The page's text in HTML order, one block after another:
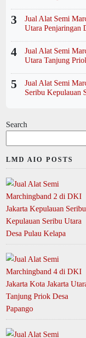
3
Jual Alat Semi
Utara Penjaringan
4
Jual Alat Semi
Utara Tanjung
5
Jual Alat Semi
Seribu Kepulauan
Search
LMD AIO POSTS